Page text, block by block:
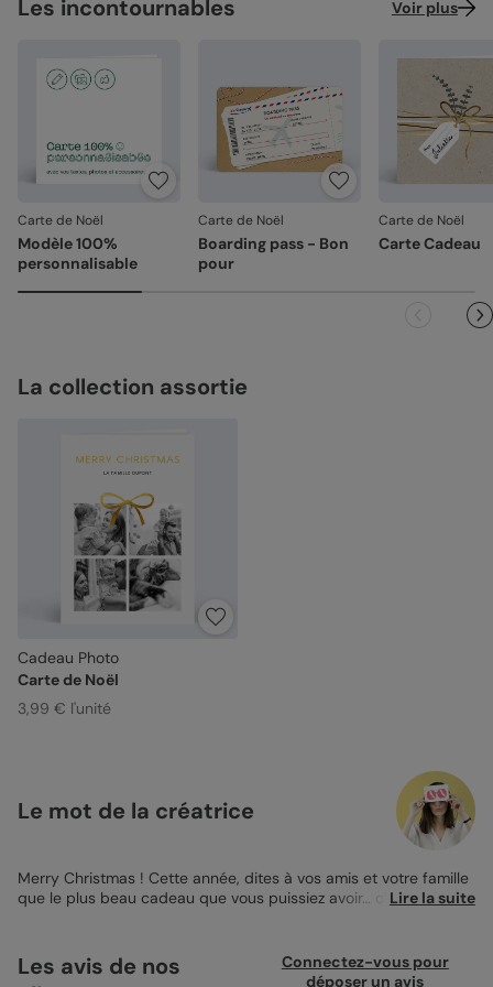
Les incontournables Voir plus
Carte de Noël
Modèle 100%
personnalisable
Carte de Noël
Boarding pass - Bon
pour
Carte de Noël
Carte Cadeau
La collection assortie
Cadeau Photo
Carte de Noël
3,99 € l'unité
Le mot de la créatrice
Merry Christmas ! Cette année, dites à vos amis et votre famille
que le plus beau cadeau que vous puissiez avoir… c’est eux !
Photo. J’aime beaucoup le jeu qui se forme entre vos photos et
le dessin du cadeau qui apparaît en perspective. Mon petit
Lire la suite
Les avis de nos
Connectez-vous pour
déposer un avis